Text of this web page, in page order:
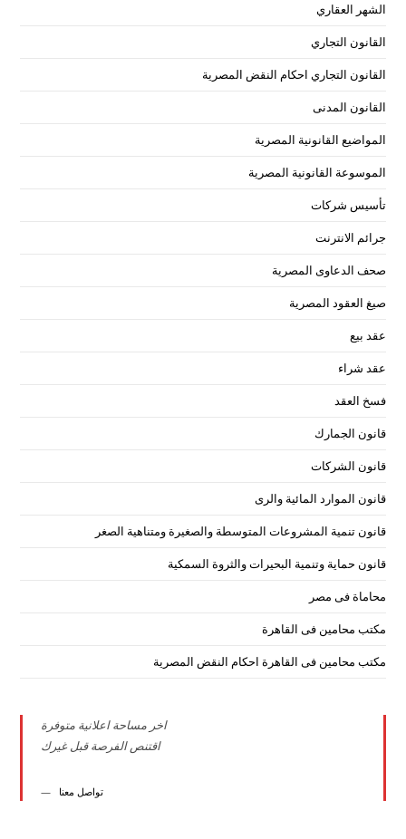
الشهر العقاري
القانون التجاري
القانون التجاري احكام النقض المصرية
القانون المدنى
المواضيع القانونية المصرية
الموسوعة القانونية المصرية
تأسيس شركات
جرائم الانترنت
صحف الدعاوى المصرية
صيغ العقود المصرية
عقد بيع
عقد شراء
فسخ العقد
قانون الجمارك
قانون الشركات
قانون الموارد المائية والرى
قانون تنمية المشروعات المتوسطة والصغيرة ومتناهية الصغر
قانون حماية وتنمية البحيرات والثروة السمكية
محاماة فى مصر
مكتب محامين فى القاهرة
مكتب محامين فى القاهرة احكام النقض المصرية
اخر مساحة اعلانية متوفرة
اقتنص الفرصة قبل غيرك
تواصل معنا